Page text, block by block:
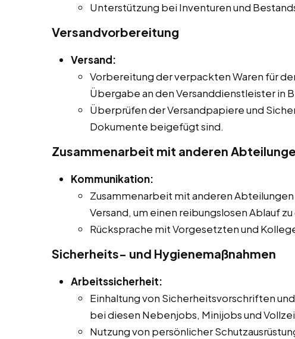
Unterstützung bei Inventuren und
Versandvorbereitung
Versand:
Vorbereitung der verpackten Waren für
Übergabe an den Versanddienstleister in
Überprüfen der Versandpapiere und
Dokumente beigefügt sind.
Zusammenarbeit mit anderen
Kommunikation:
Zusammenarbeit mit anderen
Versand, um einen reibungslosen Ablauf
Rücksprache mit Vorgesetzten und
Sicherheits- und Hygienemaßnahmen
Arbeitssicherheit:
Einhaltung von Sicherheitsvorschriften
bei diesen Nebenjobs, Minijobs und
Nutzung von persönlicher